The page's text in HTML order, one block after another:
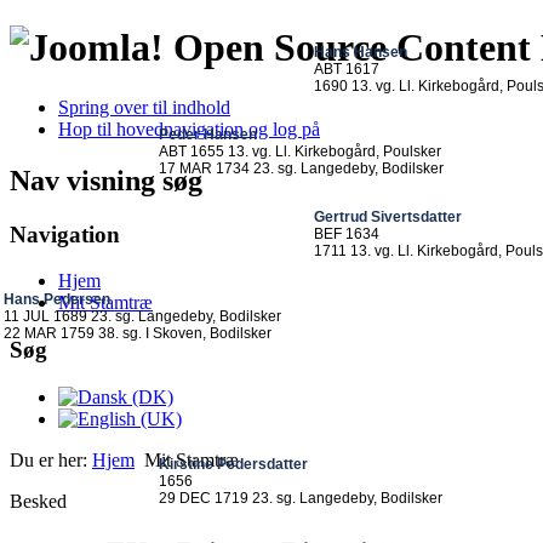
Open Source
Spring over til indhold
Hop til hovednavigation og log på
Nav visning søg
Navigation
Hjem
Mit Stamtræ
Søg
Du er her: Hjem Mit Stamtræ
Besked
Hans Pedersen
11 JUL 1689 23. sg. Langedeby, Bodilsker
22 MAR 1759 38. sg. I Skoven, Bodilsker
Peder Hansen
ABT 1655 13. vg. Ll. Kirkebogård, Poulsker
17 MAR 1734 23. sg. Langedeby, Bodilsker
Hans Hansen
ABT 1617
1690 13. vg. Ll. Kirkebogård,
Gertrud Sivertsdatter
BEF 1634
1711 13. vg. Ll. Kirkebogård,
Kirstine Pedersdatter
1656
29 DEC 1719 23. sg. Langedeby, Bodilsker